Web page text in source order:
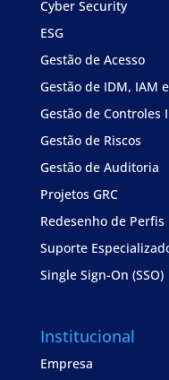
Cyber Security
ESG
Gestão de Acesso
Gestão de IDM, IAM
Gestão de Controles
Gestão de Riscos
Gestão de Auditoria
Projetos GRC
Redesenho de Perfis
Suporte
Single Sign-On (SSO)
Institucional
Empresa